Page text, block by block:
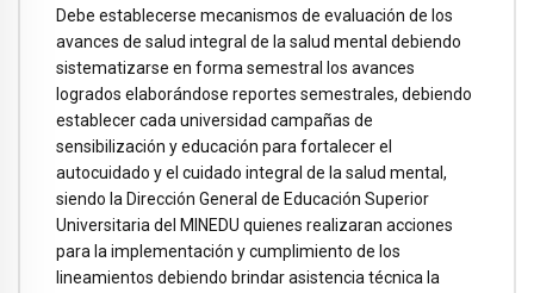
Debe establecerse mecanismos de evaluación de los
avances de salud integral de la salud mental debiendo
sistematizarse en forma semestral los avances
logrados elaborándose reportes semestrales, debiendo
establecer cada universidad campañas de
sensibilización y educación para fortalecer el
autocuidado y el cuidado integral de la salud mental,
siendo la Dirección General de Educación Superior
Universitaria del MINEDU quienes realizaran acciones
para la implementación y cumplimiento de los
lineamientos debiendo brindar asistencia técnica la